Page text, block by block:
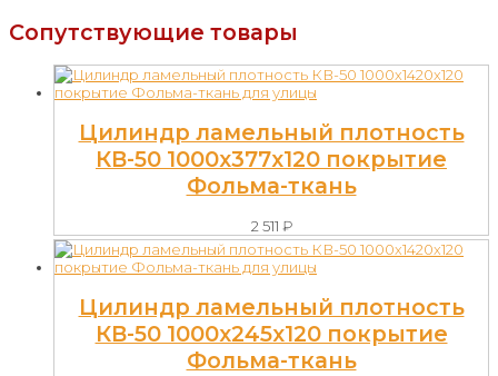
Сопутствующие товары
Цилиндр ламельный плотность
КВ-50 1000х377х120 покрытие
Фольма-ткань
2 511 ₽
Цилиндр ламельный плотность
КВ-50 1000х245х120 покрытие
Фольма-ткань